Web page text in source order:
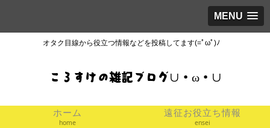
MENU
オタク目線から役立つ情報などを投稿してます(=ﾟωﾟ)ﾉ
ころすけの雑記ブログ∪・ω・∪
ホーム
home
遠征お役立ち情報
ensei